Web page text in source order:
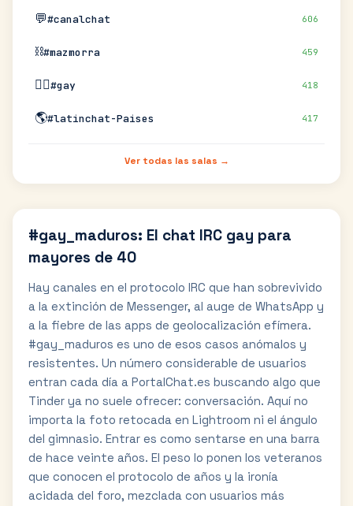
💬#canalchat 606
⛓️#mazmorra 459
🏳️‍🌈#gay 418
🌎#latinchat-Paises 417
Ver todas las salas →
#gay_maduros: El chat IRC gay para
mayores de 40
Hay canales en el protocolo IRC que han sobrevivido
a la extinción de Messenger, al auge de WhatsApp y
a la fiebre de las apps de geolocalización efímera.
#gay_maduros es uno de esos casos anómalos y
resistentes. Un número considerable de usuarios
entran cada día a PortalChat.es buscando algo que
Tinder ya no suele ofrecer: conversación. Aquí no
importa la foto retocada en Lightroom ni el ángulo
del gimnasio. Entrar es como sentarse en una barra
de hace veinte años. El peso lo ponen los veteranos
que conocen el protocolo de años y la ironía
acidada del foro, mezclada con usuarios más